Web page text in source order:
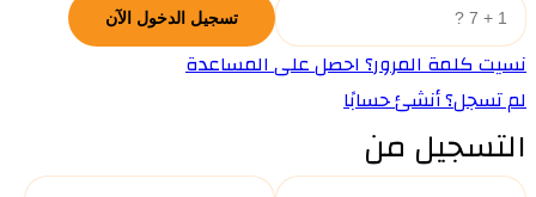
نسيت كلمة المرور؟ احصل على المساعدة
لم تسجل؟ أنشئ حسابًا
التسجيل من